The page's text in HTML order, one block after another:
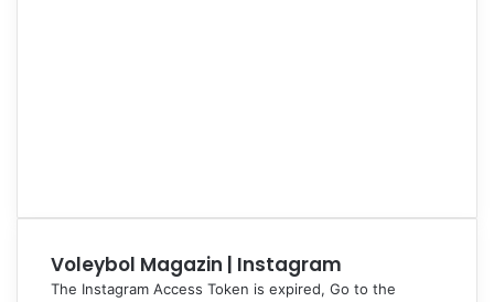
Voleybol Magazin | Instagram
The Instagram Access Token is expired, Go to the